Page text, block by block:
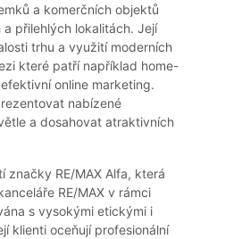
a komerčních objektů
a přilehlých lokalitách. Její
trhu a využití moderních
které patří například home-
online marketing.
nabízené
a dosahovat atraktivních
značky RE/MAX Alfa, která
RE/MAX v rámci
s vysokými etickými i
klienti oceňují profesionální